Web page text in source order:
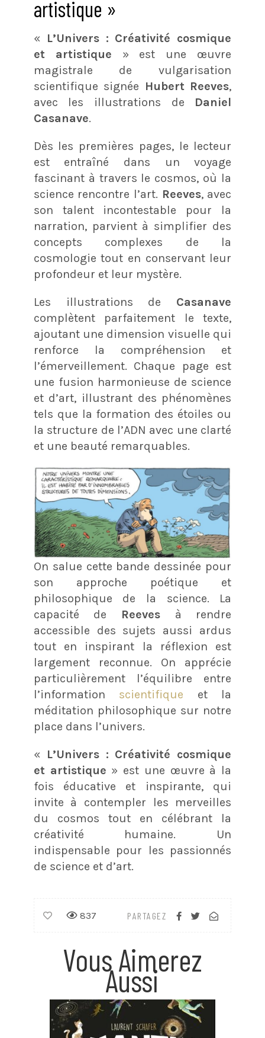
artistique »
«
L’Univers : Créativité cosmique
et artistique » est une œuvre
magistrale de vulgarisation
scientifique signée Hubert Reeves,
avec les illustrations de Daniel
Casanave.
Dès les premières pages, le lecteur
est entraîné dans un voyage
fascinant à travers le cosmos, où la
science rencontre l’art. Reeves, avec
son talent incontestable pour la
narration, parvient à simplifier des
concepts complexes de la
cosmologie tout en conservant leur
profondeur et leur mystère.
Les illustrations de Casanave
complètent parfaitement le texte,
ajoutant une dimension visuelle qui
renforce la compréhension et
l’émerveillement. Chaque page est
une fusion harmonieuse de science
et d’art, illustrant des phénomènes
tels que la formation des étoiles ou
la structure de l’ADN avec une clarté
et une beauté remarquables.
On salue cette bande dessinée pour
son approche poétique et
philosophique de la science. La
capacité de Reeves à rendre
accessible des sujets aussi ardus
tout en inspirant la réflexion est
largement reconnue. On apprécie
particulièrement l’équilibre entre
l’information scientifique et la
méditation philosophique sur notre
place dans l’univers​.
«
L’Univers : Créativité cosmique
et artistique » est une œuvre à la
fois éducative et inspirante, qui
invite à contempler les merveilles
du cosmos tout en célébrant la
créativité humaine. Un
indispensable pour les passionnés
de science et d’art.
PARTAGEZ
837
Vous Aimerez
Aussi